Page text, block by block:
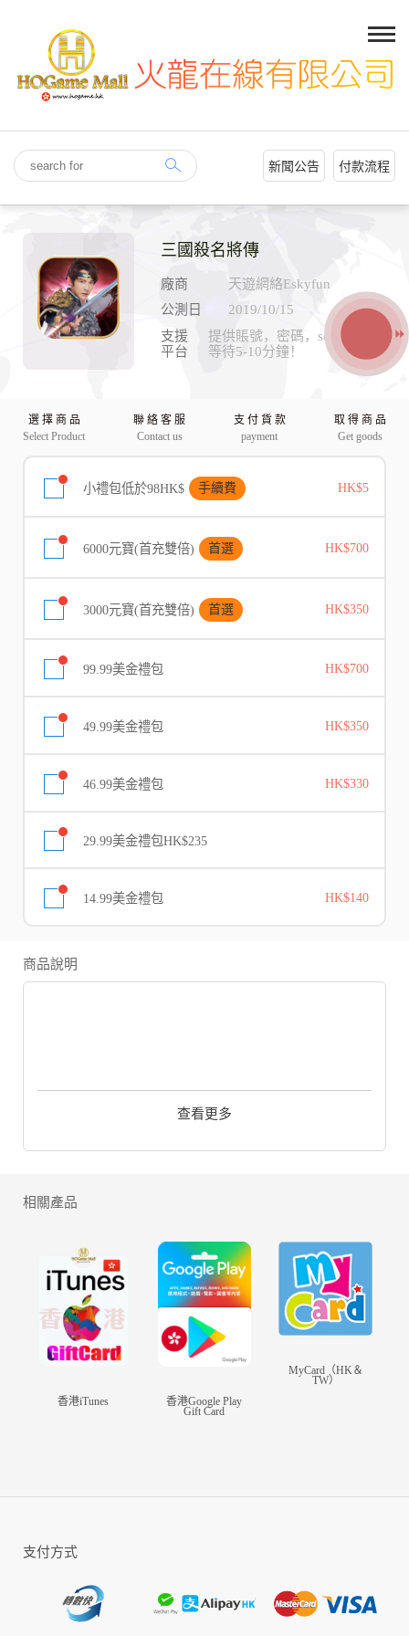
新聞公告 付款流程
三國殺名將傳
廠商
天遊網絡Eskyfun
公測日
2019/10/15
支援
平台
提供賬號，密碼，ser,ID耐心
等待5-10分鐘！
選 擇 商 品
Select Product
聯 絡 客 服
Contact us
支 付 貨 款
payment
取 得 商 品
Get goods
小禮包低於98HK$ 手續費 HK$5
6000元寶(首充雙倍) 首選 HK$700
3000元寶(首充雙倍) 首選 HK$350
99.99美金禮包 HK$700
49.99美金禮包 HK$350
46.99美金禮包 HK$330
29.99美金禮包HK$235
14.99美金禮包 HK$140
商品說明
【遊戲介紹】
《三國殺名將傳》是一款三國殺原班人馬傾心打造的熱血動
作策略卡牌手遊。
◆炫酷合擊熱血戰鬥！畫面精美品質爆棚!
呂布貂蟬無雙亂舞，孫策大喬翻天覆地，諸葛月英臥龍觀
星⋯⋯
炸裂逆天的合擊大招，華麗無雙的技能特效，用心設計每一
個武將，精細到每一個勝利、眩暈表情都與眾不同，栩栩如
生。
角色很個性，插畫很唯美，場景很精緻，匠心巨制的高品質
遊戲畫面,這樣的戰鬥才夠爽！
◆玩法多樣輕策略，帶你體驗真正的三國
南蠻入侵，遊歷奇遇，過關斬將，割須棄袍⋯⋯
◆全服一起打BOSS，熱血廝殺大亂鬥！
一人刷副本，眾人陪互動，佈陣改戰局，志氣相投，爽快翻
我們的終極目標是成為最強軍團，橫掃千軍，稱霸三國，蕩
平這亂世！
查看更多
相關產品
香港iTunes 香港Google Play
Gift Card
MyCard（HK＆
TW）
支付方式